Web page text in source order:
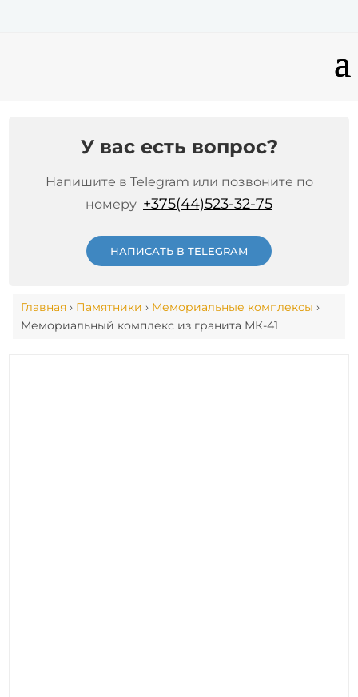
У вас есть вопрос?
Напишите в Telegram или позвоните по
номеру +375(44)523-32-75
НАПИСАТЬ В TELEGRAM
Главная › Памятники › Мемориальные комплексы ›
Мемориальный комплекс из гранита МК-41